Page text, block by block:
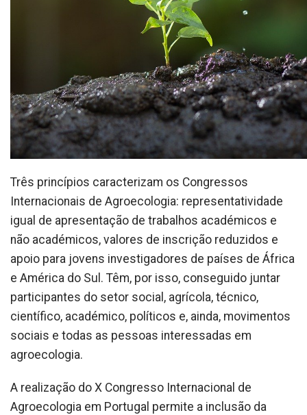
Três princípios caracterizam os Congressos
Internacionais de Agroecologia: representatividade
igual de apresentação de trabalhos académicos e
não académicos, valores de inscrição reduzidos e
apoio para jovens investigadores de países de África
e América do Sul. Têm, por isso, conseguido juntar
participantes do setor social, agrícola, técnico,
científico, académico, políticos e, ainda, movimentos
sociais e todas as pessoas interessadas em
agroecologia.
A realização do X Congresso Internacional de
Agroecologia em Portugal permite a inclusão da